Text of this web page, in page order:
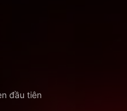
đầu tiên